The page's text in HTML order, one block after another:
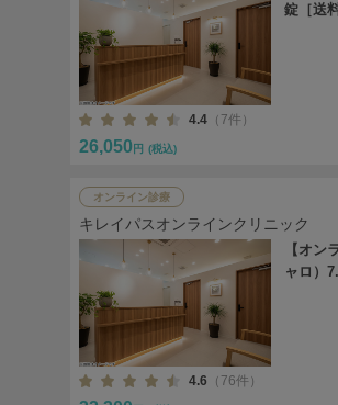
錠［送
4.4 （7件）
26,050 円 (税込)
オンライン診療
キレイパスオンラインクリニック
【オン
ャロ）
4.6 （76件）